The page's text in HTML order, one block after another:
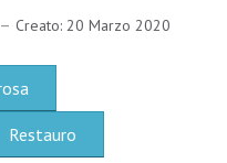
Creato: 20 Marzo 2020
Restauro